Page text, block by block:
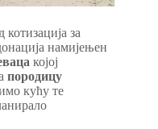
за
намијењен
којој
породицу
кућу те